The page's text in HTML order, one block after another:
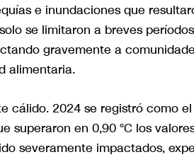
e inundaciones que
se limitaron a breves
gravemente a
alimentaria.
cálido. 2024 se registró como
superaron en 0,90 °C los
severamente impactados,